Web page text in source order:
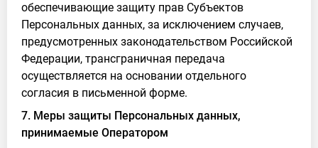
обеспечивающие защиту прав Субъектов
Персональных данных, за исключением случаев,
предусмотренных законодательством Российской
Федерации, трансграничная передача
осуществляется на основании отдельного
согласия в письменной форме.
7. Меры защиты Персональных данных,
принимаемые Оператором